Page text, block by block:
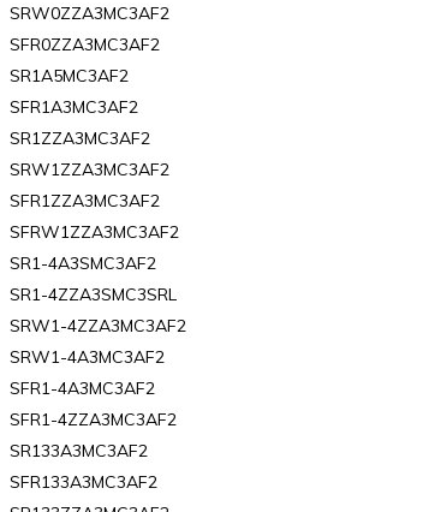
SRW0ZZA3MC3AF2
SFR0ZZA3MC3AF2
SR1A5MC3AF2
SFR1A3MC3AF2
SR1ZZA3MC3AF2
SRW1ZZA3MC3AF2
SFR1ZZA3MC3AF2
SFRW1ZZA3MC3AF2
SR1-4A3SMC3AF2
SR1-4ZZA3SMC3SRL
SRW1-4ZZA3MC3AF2
SRW1-4A3MC3AF2
SFR1-4A3MC3AF2
SFR1-4ZZA3MC3AF2
SR133A3MC3AF2
SFR133A3MC3AF2